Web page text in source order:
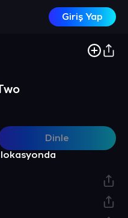
Giriş Yap
Dinle